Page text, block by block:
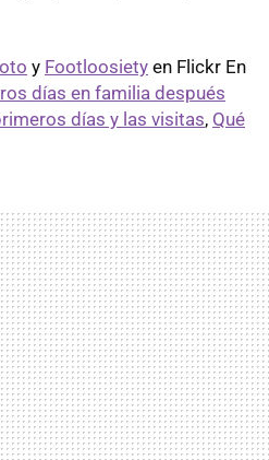
y Footloosiety en Flickr En
días en familia después
días y las visitas, Qué